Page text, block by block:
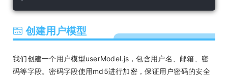
创建用户模型
我们创建一个用户模型userModel.js，包含用户名、邮箱、密
码等字段。密码字段使用md5进行加密，保证用户密码的安全